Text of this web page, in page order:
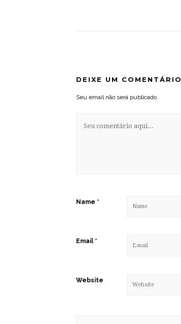
DEIXE UM COMENTÁRIO
Seu email não será publicado.
Name *
Email *
Website